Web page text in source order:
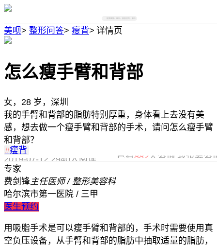
搜索医院、医生、美容项目、部位
美呗> 整形问答> 瘦背> 详情页
怎么瘦手臂和背部
女，28 岁，深圳
我的手臂和背部的脂肪特别厚重，身体看上去没有美
感，想去做一个瘦手臂和背部的手术，请问怎么瘦手臂
和背部？
#瘦背
已有882 人咨询,我也要咨
2019-07-122940人阅读
专家
费剑锋主任医师 / 整形美容科
哈尔滨市第一医院 / 三甲
医生预约
用吸脂手术是可以瘦手臂和背部的，手术时需要使用真
空负压设备，从手臂和背部的脂肪中抽取适量的脂肪，